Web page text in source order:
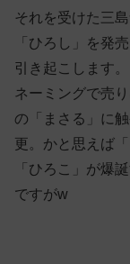
それを受けた三
「ひろし」を発
引き起こします
ネーミングで売
の「まさる」に
更。かと思えば
「ひろこ」が爆
ですがw